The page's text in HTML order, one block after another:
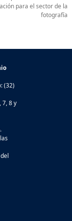
para el sector de la
fotografía
(32)
7, 8 y